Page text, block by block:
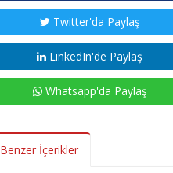
Twitter'da Paylaş
LinkedIn'de Paylaş
Whatsapp'da Paylaş
Benzer İçerikler